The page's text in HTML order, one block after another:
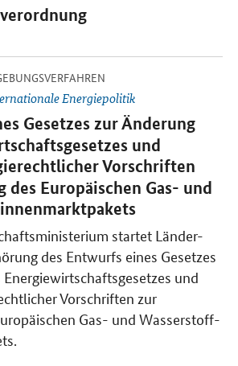
Energiepolitik
Gesetzes zur Änderung
und
Vorschriften
des Europäischen Gas- und
startet Länder-
des Entwurfs eines Gesetzes
und
Vorschriften zur
Gas- und Wasserstoff-